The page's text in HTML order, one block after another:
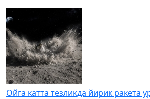
Ойга катта тезликда йирик ракета